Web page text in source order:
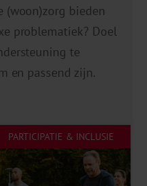
(woon)zorg bieden
problematiek? Doel
te
en passend zijn.
PARTICIPATIE & INCLUSIE